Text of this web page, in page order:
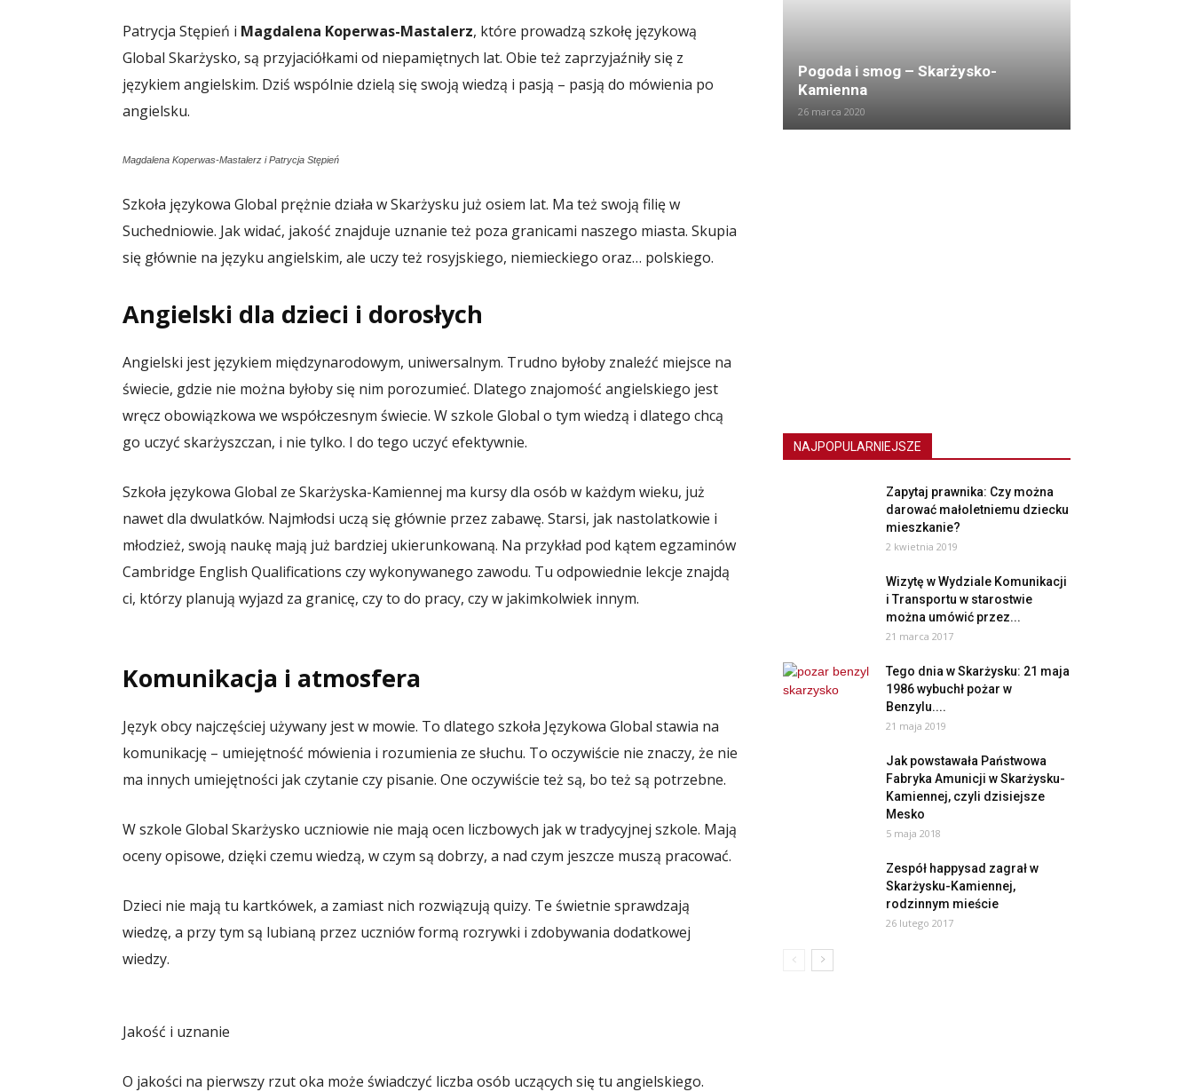
Patrycja Stępień i Magdalena Koperwas-Mastalerz, które prowadzą szkołę językową
Global Skarżysko, są przyjaciółkami od niepamiętnych lat. Obie też zaprzyjaźniły się z
językiem angielskim. Dziś wspólnie dzielą się swoją wiedzą i pasją – pasją do mówienia po
angielsku.
Magdalena Koperwas-Mastalerz i Patrycja Stępień
Szkoła językowa Global prężnie działa w Skarżysku już osiem lat. Ma też swoją filię w
Suchedniowie. Jak widać, jakość znajduje uznanie też poza granicami naszego miasta. Skupia
się głównie na języku angielskim, ale uczy też rosyjskiego, niemieckiego oraz… polskiego.
Angielski dla dzieci i dorosłych
Angielski jest językiem międzynarodowym, uniwersalnym. Trudno byłoby znaleźć miejsce na
świecie, gdzie nie można byłoby się nim porozumieć. Dlatego znajomość angielskiego jest
wręcz obowiązkowa we współczesnym świecie. W szkole Global o tym wiedzą i dlatego chcą
go uczyć skarżyszczan, i nie tylko. I do tego uczyć efektywnie.
Szkoła językowa Global ze Skarżyska-Kamiennej ma kursy dla osób w każdym wieku, już
nawet dla dwulatków. Najmłodsi uczą się głównie przez zabawę. Starsi, jak nastolatkowie i
młodzież, swoją naukę mają już bardziej ukierunkowaną. Na przykład pod kątem egzaminów
Cambridge English Qualifications czy wykonywanego zawodu. Tu odpowiednie lekcje znajdą
ci, którzy planują wyjazd za granicę, czy to do pracy, czy w jakimkolwiek innym.
Komunikacja i atmosfera
Język obcy najczęściej używany jest w mowie. To dlatego szkoła Językowa Global stawia na
komunikację – umiejętność mówienia i rozumienia ze słuchu. To oczywiście nie znaczy, że nie
ma innych umiejętności jak czytanie czy pisanie. One oczywiście też są, bo też są potrzebne.
W szkole Global Skarżysko uczniowie nie mają ocen liczbowych jak w tradycyjnej szkole. Mają
oceny opisowe, dzięki czemu wiedzą, w czym są dobrzy, a nad czym jeszcze muszą pracować.
Dzieci nie mają tu kartkówek, a zamiast nich rozwiązują quizy. Te świetnie sprawdzają
wiedzę, a przy tym są lubianą przez uczniów formą rozrywki i zdobywania dodatkowej
wiedzy.
Jakość i uznanie
O jakości na pierwszy rzut oka może świadczyć liczba osób uczących się tu angielskiego.
Pogoda i smog – Skarżysko-
Kamienna
26 marca 2020
NAJPOPULARNIEJSZE
Zapytaj prawnika: Czy można
darować małoletniemu dziecku
mieszkanie?
2 kwietnia 2019
Wizytę w Wydziale Komunikacji
i Transportu w starostwie
można umówić przez...
21 marca 2017
Tego dnia w Skarżysku: 21 maja
1986 wybuchł pożar w
Benzylu....
21 maja 2019
Jak powstawała Państwowa
Fabryka Amunicji w Skarżysku-
Kamiennej, czyli dzisiejsze
Mesko
5 maja 2018
Zespół happysad zagrał w
Skarżysku-Kamiennej,
rodzinnym mieście
26 lutego 2017